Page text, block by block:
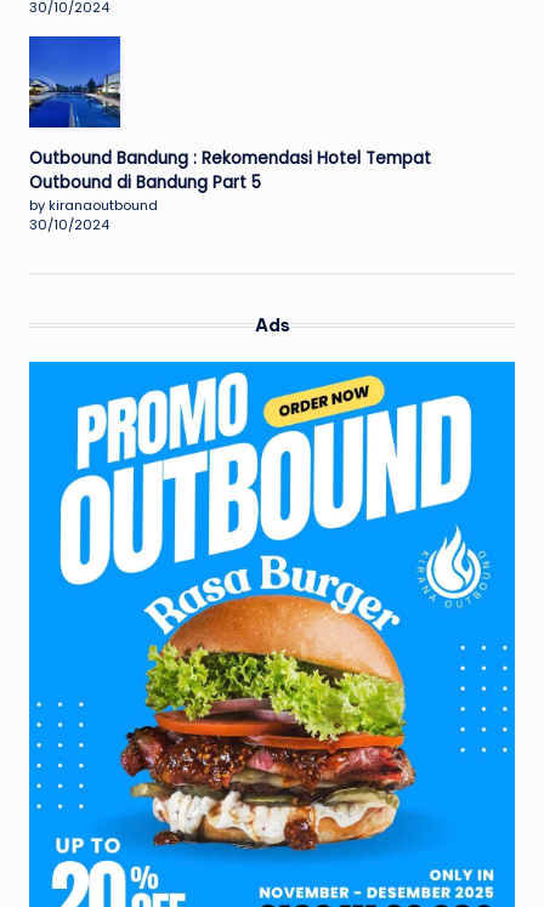
30/10/2024
Outbound Bandung : Rekomendasi Hotel Tempat
Outbound di Bandung Part 5
by kiranaoutbound
30/10/2024
Ads